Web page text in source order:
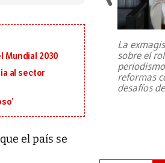
Mundial 2030
al sector
el país se
martes 28 de
...
La
sobre el
reformas
desafíos